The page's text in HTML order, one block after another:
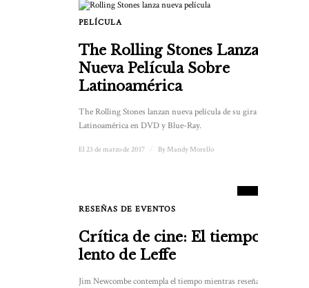
PELÍCULA
The Rolling Stones Lanzan
Nueva Película Sobre
Latinoamérica
The Rolling Stones lanzan nueva película de su gira por
Latinoamérica en DVD y Blue-Ray.
El 23 de marzo de 2017 By Mandy Morello
PUNTUACIÓN
RESEÑAS DE EVENTOS
Crítica de cine: El tiempo
lento de Leffe
Jim Newcombe contempla el tiempo mientras reseña la